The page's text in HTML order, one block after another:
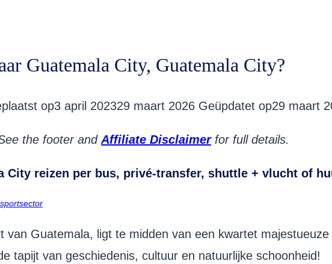
Guatemala City, Guatemala City?
op3 april 202329 maart 2026 Geüpdatet op29 maart
the footer and Affiliate Disclaimerfor full details.
City reizen per bus, privé-transfer, shuttle + vlucht of
van Guatemala, ligt te midden van een kwartet
tapijt van geschiedenis, cultuur en natuurlijke schoonheid!